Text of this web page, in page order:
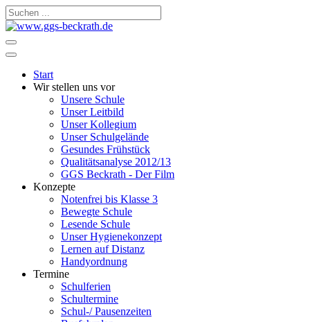
Start
Wir stellen uns vor
Unsere Schule
Unser Leitbild
Unser Kollegium
Unser Schulgelände
Gesundes Frühstück
Qualitätsanalyse 2012/13
GGS Beckrath - Der Film
Konzepte
Notenfrei bis Klasse 3
Bewegte Schule
Lesende Schule
Unser Hygienekonzept
Lernen auf Distanz
Handyordnung
Termine
Schulferien
Schultermine
Schul-/ Pausenzeiten